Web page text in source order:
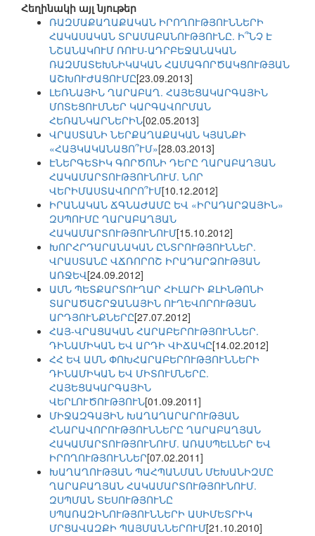
Հեղինակի այլ նյութեր
ՌԱԶՄԱՔԱՂԱՔԱԿԱՆ ԻՐՈՂՈՒԹՅՈՒՆՆԵՐԻ
ՀԱԿԱՍԱԿԱՆ ՏՐԱՄԱԲԱՆՈՒԹՅՈՒՆԸ. Ի՞ՆՉ Է
ՆՇԱՆԱԿՈՒՄ ՌՈՒՍ-ԱԴՐԲԵՋԱՆԱԿԱՆ
ՌԱԶՄԱՏԵԽՆԻԿԱԿԱՆ ՀԱՄԱԳՈՐԾԱԿՑՈՒԹՅԱՆ
ԱՇԽՈՒԺԱՑՈՒՄԸ[23.09.2013]
ԼԵՌՆԱՅԻՆ ՂԱՐԱԲԱՂ. ՀԱՅԵՑԱԿԱՐԳԱՅԻՆ
ՄՈՏԵՑՈՒՄՆԵՐ ԿԱՐԳԱՎՈՐՄԱՆ
ՀԵՌԱՆԿԱՐՆԵՐԻՆ[02.05.2013]
ՎՐԱՍՏԱՆԻ ՆԵՐՔԱՂԱՔԱԿԱՆ ԿՅԱՆՔԻ
«ՀԱՅԿԱԿԱՆԱՑՈ՞ՒՄ»[28.03.2013]
ԷՆԵՐԳԵՏԻԿ ԳՈՐԾՈՆԻ ԴԵՐԸ ՂԱՐԱԲԱՂՅԱՆ
ՀԱԿԱՄԱՐՏՈՒԹՅՈՒՆՈՒՄ. ՆՈՐ
ՎԵՐԻՄԱՍՏԱՎՈՐՈ՞ՒՄ[10.12.2012]
ԻՐԱՆԱԿԱՆ ՃԳՆԱԺԱՄԸ ԵՎ «ԻՐԱԴԱՐՁԱՅԻՆ»
ԶՍՊՈՒՄԸ ՂԱՐԱԲԱՂՅԱՆ
ՀԱԿԱՄԱՐՏՈՒԹՅՈՒՆՈՒՄ[15.10.2012]
ԽՈՐՀՐԴԱՐԱՆԱԿԱՆ ԸՆՏՐՈՒԹՅՈՒՆՆԵՐ.
ՎՐԱՍՏԱՆԸ ՎՃՌՈՐՈՇ ԻՐԱԴԱՐՁՈՒԹՅԱՆ
ԱՌՋԵՎ[24.09.2012]
ԱՄՆ ՊԵՏՔԱՐՏՈՒՂԱՐ ՀԻԼԱՐԻ ՔԼԻՆԹՈՆԻ
ՏԱՐԱԾԱՇՐՋԱՆԱՅԻՆ ՈՒՂԵՎՈՐՈՒԹՅԱՆ
ԱՐԴՅՈՒՆՔՆԵՐԸ[27.07.2012]
ՀԱՅ-ՎՐԱՑԱԿԱՆ ՀԱՐԱԲԵՐՈՒԹՅՈՒՆՆԵՐ.
ԴԻՆԱՄԻԿԱՆ ԵՎ ԱՐԴԻ ՎԻՃԱԿԸ[14.02.2012]
ՀՀ ԵՎ ԱՄՆ ՓՈԽՀԱՐԱԲԵՐՈՒԹՅՈՒՆՆԵՐԻ
ԴԻՆԱՄԻԿԱՆ ԵՎ ՄԻՏՈՒՄՆԵՐԸ.
ՀԱՅԵՑԱԿԱՐԳԱՅԻՆ
ՎԵՐԼՈՒԾՈՒԹՅՈՒՆ[01.09.2011]
ՄԻՋԱԶԳԱՅԻՆ ԽԱՂԱՂԱՐԱՐՈՒԹՅԱՆ
ՀՆԱՐԱՎՈՐՈՒԹՅՈՒՆՆԵՐԸ ՂԱՐԱԲԱՂՅԱՆ
ՀԱԿԱՄԱՐՏՈՒԹՅՈՒՆՈՒՄ. ԱՌԱՍՊԵԼՆԵՐ ԵՎ
ԻՐՈՂՈՒԹՅՈՒՆՆԵՐ[07.02.2011]
ԽԱՂԱՂՈՒԹՅԱՆ ՊԱՀՊԱՆՄԱՆ ՄԵԽԱՆԻԶՄԸ
ՂԱՐԱԲԱՂՅԱՆ ՀԱԿԱՄԱՐՏՈՒԹՅՈՒՆՈՒՄ.
ԶՍՊՄԱՆ ՏԵՍՈՒԹՅՈՒՆԸ
ՍՊԱՌԱԶԻՆՈՒԹՅՈՒՆՆԵՐԻ ԱՍԻՄԵՏՐԻԿ
ՄՐՑԱՎԱԶՔԻ ՊԱՅՄԱՆՆԵՐՈՒՄ[21.10.2010]